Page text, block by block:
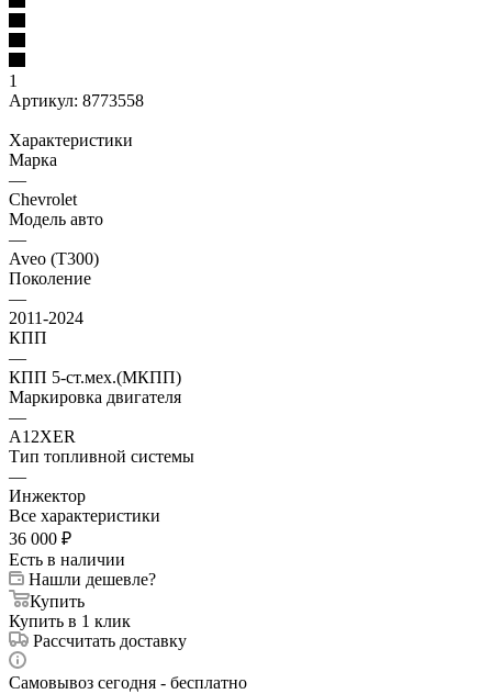
1
Артикул: 8773558
Характеристики
Марка
—
Chevrolet
Модель авто
—
Aveo (T300)
Поколение
—
2011-2024
КПП
—
КПП 5-ст.мех.(МКПП)
Маркировка двигателя
—
A12XER
Тип топливной системы
—
Инжектор
Все характеристики
36 000 ₽
Есть в наличии
Нашли дешевле?
Купить
Купить в 1 клик
Рассчитать доставку
Самовывоз сегодня - бесплатно